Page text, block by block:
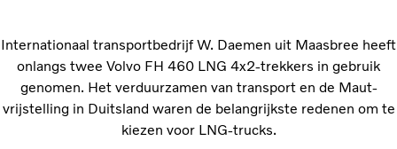
Internationaal transportbedrijf W. Daemen uit Maasbree heeft
onlangs twee Volvo FH 460 LNG 4x2-trekkers in gebruik
genomen. Het verduurzamen van transport en de Maut-
vrijstelling in Duitsland waren de belangrijkste redenen om te
kiezen voor LNG-trucks.